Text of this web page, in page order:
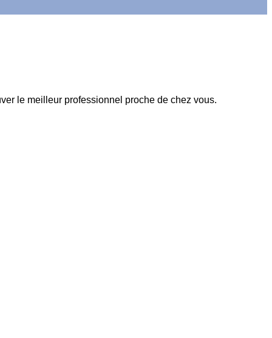
le meilleur professionnel proche de chez vous.